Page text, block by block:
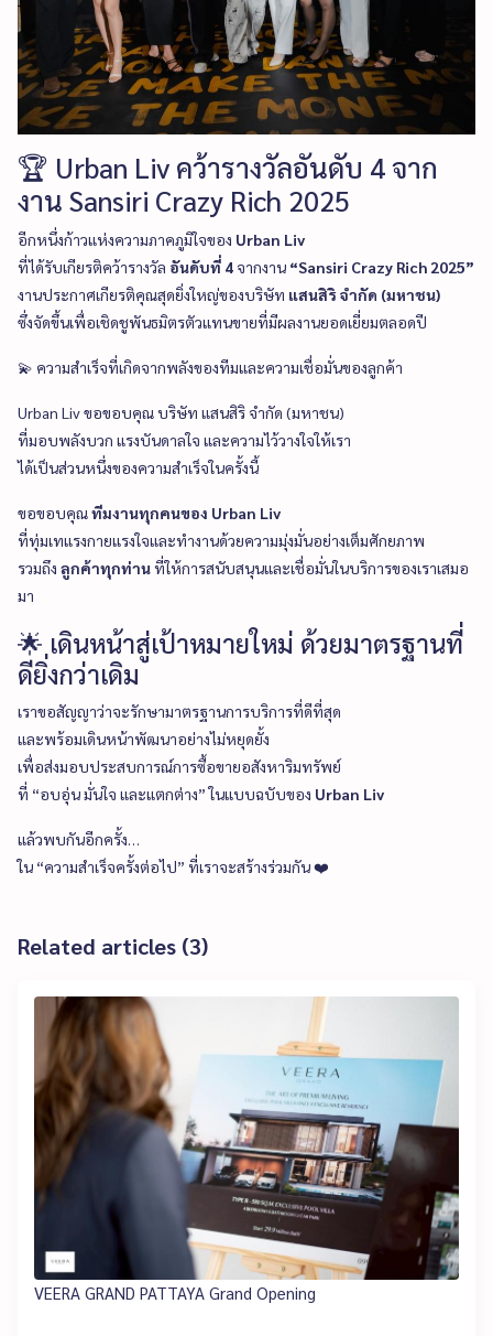
🏆 Urban Liv คว้ารางวัลอันดับ 4 จาก
งาน Sansiri Crazy Rich 2025
อีกหนึ่งก้าวแห่งความภาคภูมิใจของ Urban Liv
ที่ได้รับเกียรติคว้ารางวัล อันดับที่ 4 จากงาน “Sansiri Crazy Rich 2025”
งานประกาศเกียรติคุณสุดยิ่งใหญ่ของบริษัท แสนสิริ จำกัด (มหาชน)
ซึ่งจัดขึ้นเพื่อเชิดชูพันธมิตรตัวแทนขายที่มีผลงานยอดเยี่ยมตลอดปี
💫 ความสำเร็จที่เกิดจากพลังของทีมและความเชื่อมั่นของลูกค้า
Urban Liv ขอขอบคุณ บริษัท แสนสิริ จำกัด (มหาชน)
ที่มอบพลังบวก แรงบันดาลใจ และความไว้วางใจให้เรา
ได้เป็นส่วนหนึ่งของความสำเร็จในครั้งนี้
ขอขอบคุณทีมงานทุกคนของ Urban Liv
ที่ทุ่มเทแรงกายแรงใจและทำงานด้วยความมุ่งมั่นอย่างเต็มศักยภาพ
รวมถึง ลูกค้าทุกท่านที่ให้การสนับสนุนและเชื่อมั่นในบริการของเราเสมอ
มา
🌟 เดินหน้าสู่เป้าหมายใหม่ ด้วยมาตรฐานที่
ดียิ่งกว่าเดิม
เราขอสัญญาว่าจะรักษามาตรฐานการบริการที่ดีที่สุด
และพร้อมเดินหน้าพัฒนาอย่างไม่หยุดยั้ง
เพื่อส่งมอบประสบการณ์การซื้อขายอสังหาริมทรัพย์
ที่ “อบอุ่น มั่นใจ และแตกต่าง” ในแบบฉบับของ Urban Liv
แล้วพบกันอีกครั้ง…
ใน “ความสำเร็จครั้งต่อไป” ที่เราจะสร้างร่วมกัน ❤️
Related articles (3)
VEERA GRAND PATTAYA Grand Opening